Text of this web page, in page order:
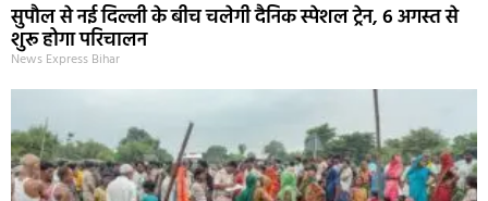
सुपौल से नई दिल्ली के बीच चलेगी दैनिक स्पेशल ट्रेन, 6 अगस्त से
शुरू होगा परिचालन
News Express Bihar